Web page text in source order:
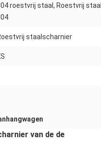
roestvrij staal, Roestvrij staal
staalscharnier
van de de